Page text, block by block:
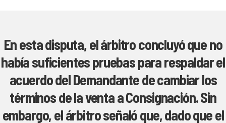
En esta disputa, el árbitro concluyó que no
había suficientes pruebas para respaldar el
acuerdo del Demandante de cambiar los
términos de la venta a Consignación. Sin
embargo, el árbitro señaló que, dado que el